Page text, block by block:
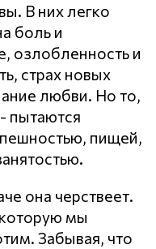
В них легко
боль и
озлобленность и
страх новых
любви. Но то,
пытаются
пищей,
она черствеет.
мы
Забывая, что